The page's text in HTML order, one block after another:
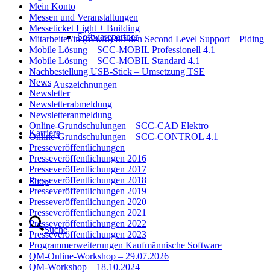
Softwarepartner
Auszeichnungen
Karriere
Shop
Suche
Mein Konto
Messen und Veranstaltungen
Messeticket Light + Building
Mitarbeiter/in (m/w/d) für den Second Level Support – Piding
Mobile Lösung – SCC-MOBIL Professionell 4.1
Mobile Lösung – SCC-MOBIL Standard 4.1
Nachbestellung USB-Stick – Umsetzung TSE
News
Newsletter
Newsletterabmeldung
Newsletteranmeldung
Online-Grundschulungen – SCC-CAD Elektro
Online-Grundschulungen – SCC-CONTROL 4.1
Presseveröffentlichungen
Presseveröffentlichungen 2016
Presseveröffentlichungen 2017
Presseveröffentlichungen 2018
Presseveröffentlichungen 2019
Presseveröffentlichungen 2020
Presseveröffentlichungen 2021
Presseveröffentlichungen 2022
Presseveröffentlichungen 2023
Programmerweiterungen Kaufmännische Software
QM-Online-Workshop – 29.07.2026
QM-Workshop – 18.10.2024